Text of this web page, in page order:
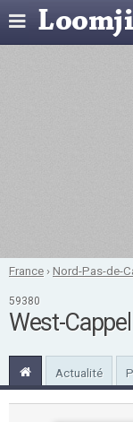
France ›Nord-Pas-de-
59380
West-Cappel
Actualité